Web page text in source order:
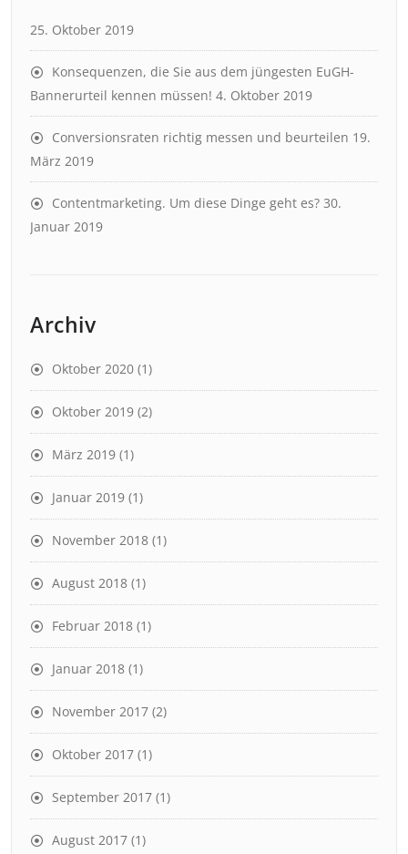
25. Oktober 2019
Konsequenzen, die Sie aus dem jüngesten EuGH-
Bannerurteil kennen müssen! 4. Oktober 2019
Conversionsraten richtig messen und beurteilen 19.
März 2019
Contentmarketing. Um diese Dinge geht es? 30.
Januar 2019
Archiv
Oktober 2020 (1)
Oktober 2019 (2)
März 2019 (1)
Januar 2019 (1)
November 2018 (1)
August 2018 (1)
Februar 2018 (1)
Januar 2018 (1)
November 2017 (2)
Oktober 2017 (1)
September 2017 (1)
August 2017 (1)